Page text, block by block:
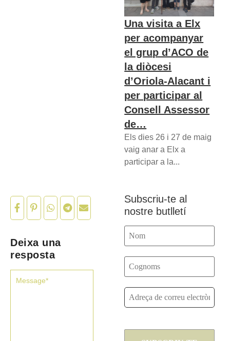
Deixa una
resposta
Una visita a Elx
per acompanyar
el grup d’ACO de
la diòcesi
d’Oriola-Alacant i
per participar al
Consell Assessor
de…
Els dies 26 i 27 de maig
vaig anar a Elx a
participar a la...
Subscriu-te al
nostre butlletí